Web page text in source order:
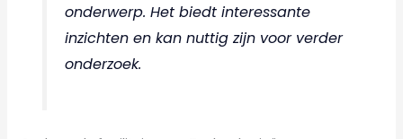
onderwerp. Het biedt interessante
inzichten en kan nuttig zijn voor verder
onderzoek.